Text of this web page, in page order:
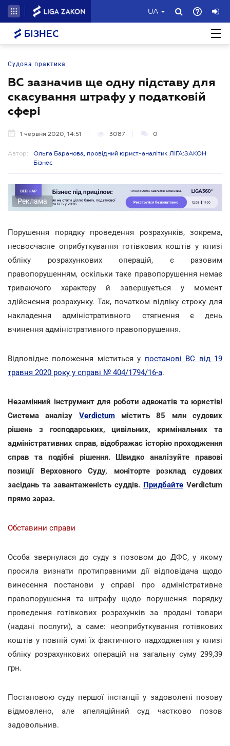
UA
БІЗНЕС
Судова практика
ВС зазначив ще одну підставу для
скасування штрафу у податковій
сфері
1 червня 2020, 14:51 3087 0
Автор:
Ольга Баранова, провідний юрист-аналітик ЛІГА:ЗАКОН
Бізнес
Реклама
Порушення порядку проведення розрахунків, зокрема,
несвоєчасне оприбуткування готівкових коштів у книзі
обліку розрахункових операцій, є разовим
правопорушенням, оскільки таке правопорушення немає
триваючого характеру й завершується у момент
здійснення розрахунку. Так, початком відліку строку для
накладення адміністративного стягнення є день
вчинення адміністративного правопорушення.
Відповідне положення міститься у постанові ВС від 19
травня 2020 року у справі № 404/1794/16-а.
Незамінний інструмент для роботи адвокатів та юристів!
Система аналізу Verdictumмістить 85 млн судових
рішень з господарських, цивільних, кримінальних та
адміністративних справ, відображає історію проходження
справ та подібні рішення. Швидко аналізуйте правові
позиції Верховного Суду, моніторте розклад судових
засідань та завантаженість суддів. Придбайте Verdictum
прямо зараз.
Обставини справи
Особа звернулася до суду з позовом до ДФС, у якому
просила визнати протиправними дії відповідача щодо
винесення постанови у справі про адміністративне
правопорушення та штрафу щодо порушення порядку
проведення готівкових розрахунків за продані товари
(надані послуги), а саме: неоприбуткування готівкових
коштів у повній сумі їх фактичного надходження у книзі
обліку розрахункових операцій на загальну суму 299,39
грн.
Постановою суду першої інстанції у задоволені позову
відмовлено, але апеляційний суд частково позов
задовольнив.